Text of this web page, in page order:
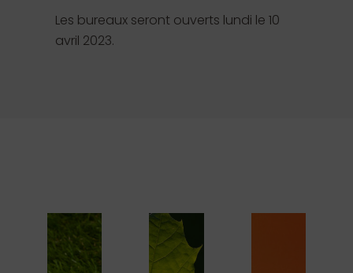
Les bureaux seront ouverts lundi le 10
avril 2023.